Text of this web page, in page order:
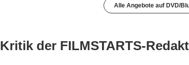
Alle Angebote auf DVD/
Kritik der FILMSTARTS-